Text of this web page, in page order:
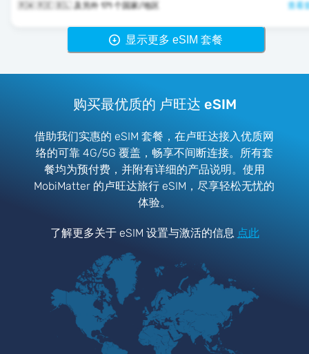
🇷🇼 🇷🇪 🇧🇱 及另外 171 个国家/地区 查看
显示更多 eSIM 套餐
购买最优质的 卢旺达 eSIM
借助我们实惠的 eSIM 套餐，在卢旺达接入优质网
络的可靠 4G/5G 覆盖，畅享不间断连接。所有套
餐均为预付费，并附有详细的产品说明。使用
MobiMatter 的卢旺达旅行 eSIM，尽享轻松无忧的
体验。
了解更多关于 eSIM 设置与激活的信息 点此